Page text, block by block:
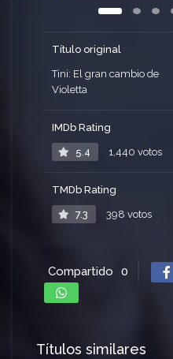
Título original
Tini: El gran cambio de
Violetta
IMDb Rating
5.4 1,440 votos
TMDb Rating
7.3 398 votos
Compartido 0
Títulos similares